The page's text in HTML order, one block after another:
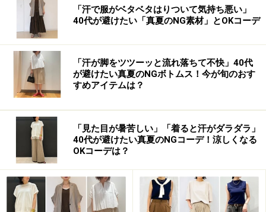
2. グリーン×グレーで秋らしいカラーコーデ
「汗で服がベタベタはりついて気持ち悪い」
40代が避けたい「真夏のNG素材」とOKコーデ
「汗が脚をツツーッと流れ落ちて不快」40代
が避けたい真夏のNGボトムス！今が旬のおす
すめアイテムは？
「見た目が暑苦しい」「着ると汗がダラダラ」
40代が避けたい真夏のNGコーデ！涼しくなる
OKコーデは？